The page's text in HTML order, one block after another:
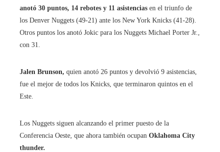
anotó 30 puntos, 14 rebotes y 11 asistencias en el triunfo de
los Denver Nuggets (49-21) ante los New York Knicks (41-28).
Otros puntos los anotó Jokic para los Nuggets Michael Porter Jr.,
con 31.
Jalen Brunson, quien anotó 26 puntos y devolvió 9 asistencias,
fue el mejor de todos los Knicks, que terminaron quintos en el
Este.
Los Nuggets siguen alcanzando el primer puesto de la
Conferencia Oeste, que ahora también ocupan Oklahoma City
thunder.